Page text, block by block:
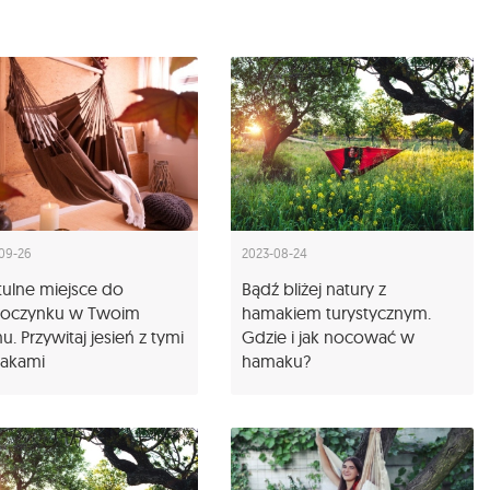
26
miejsce do
w Twoim
Przywitaj jesień z tymi
2023-08-24
Bądź bliżej natury z
hamakiem turystycznym.
Gdzie i jak nocować w
hamaku?
w
Bądź bliżej natury z hamakiem
turystycznym. Gdzie i jak nocować w
hamaku?